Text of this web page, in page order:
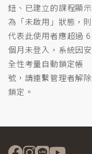
鈕、已建立的課程顯示
為「未啟用」狀態，則
代表此使用者應超過 6
個月未登入，系統因安
全性考量自動鎖定帳
號，請連繫管理者解除
鎖定。